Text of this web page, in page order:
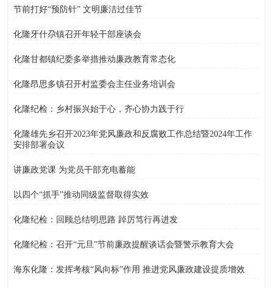
节前打好“预防针” 文明廉洁过佳节
化隆牙什尕镇召开年轻干部座谈会
化隆甘都镇纪委多举措推动廉政教育常态化
化隆昂思多镇召开村监委会主任业务培训会
化隆纪检：乡村振兴始于心，齐心协力践于行
化隆雄先乡召开2023年党风廉政和反腐败工作总结暨2024年工作
安排部署会议
讲廉政党课 为党员干部充电蓄能
以四个“抓手”推动同级监督取得实效
化隆纪检：回顾总结明思路 踔厉笃行再进发
化隆纪检：召开“元旦”节前廉政提醒谈话会暨警示教育大会
海东化隆：发挥考核“风向标”作用 推进党风廉政建设提质增效